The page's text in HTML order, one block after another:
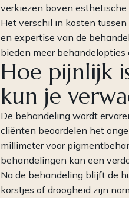
verkiezen boven
Het verschil in kosten
en expertise van de
bieden meer
Hoe pijnlijk
kun je
De behandeling wordt
cliënten beoordelen het
millimeter voor
behandelingen kan een
Na de behandeling blijft de
korstjes of droogheid zijn